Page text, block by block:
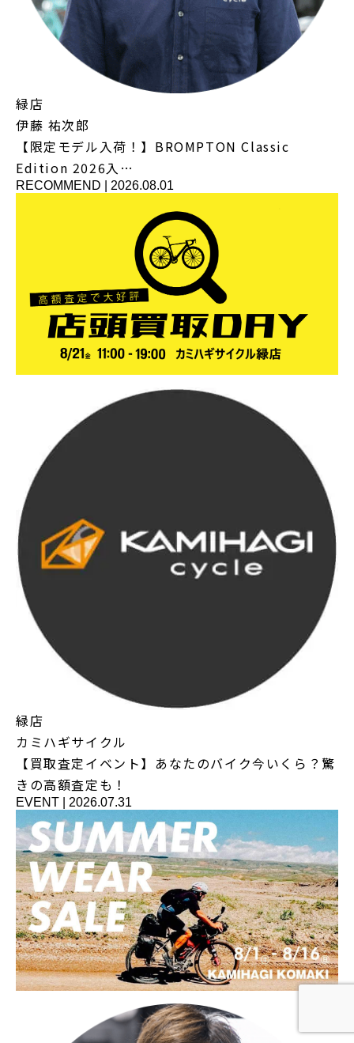
緑店
伊藤 祐次郎
【限定モデル入荷！】BROMPTON Classic
Edition 2026入…
RECOMMEND 2026.08.01
緑店
カミハギサイクル
【買取査定イベント】あなたのバイク今いくら？驚
きの高額査定も！
EVENT 2026.07.31